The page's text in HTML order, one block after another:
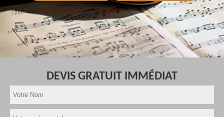
DEVIS GRATUIT IMMÉDIAT